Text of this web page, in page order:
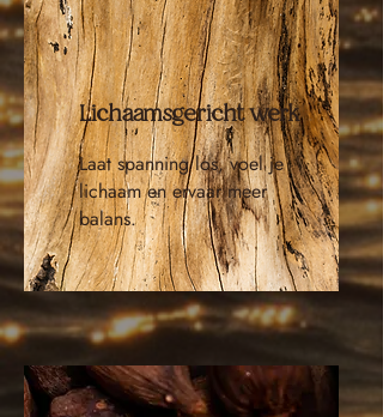
Lichaamsgericht werk
Laat spanning los, voel je
lichaam en ervaar meer
balans.